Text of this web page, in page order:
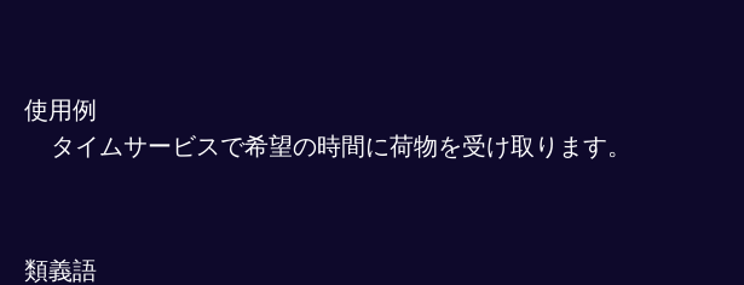
使用例
タイムサービスで希望の時間に荷物を受け取ります。
類義語